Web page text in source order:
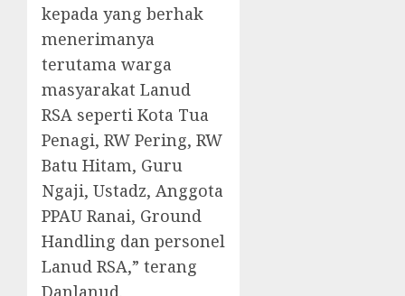
kepada yang berhak
menerimanya
terutama warga
masyarakat Lanud
RSA seperti Kota Tua
Penagi, RW Pering, RW
Batu Hitam, Guru
Ngaji, Ustadz, Anggota
PPAU Ranai, Ground
Handling dan personel
Lanud RSA,” terang
Danlanud.